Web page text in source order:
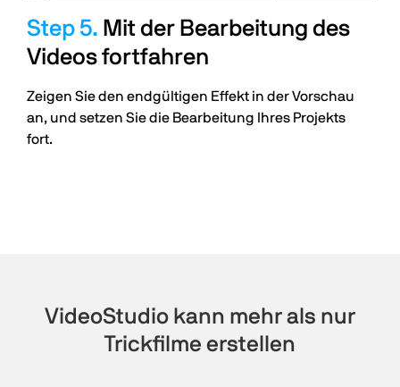
Mit der Bearbeitung des
Videos fortfahren
Zeigen Sie den endgültigen Effekt in der Vorschau
an, und setzen Sie die Bearbeitung Ihres Projekts
fort.
VideoStudio kann mehr als nur
Trickfilme erstellen